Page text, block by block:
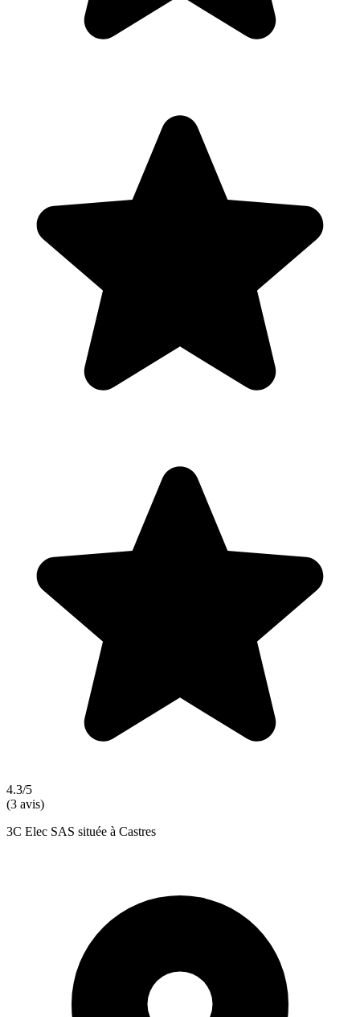
4.3/5
(3 avis)
3C Elec SAS située à Castres